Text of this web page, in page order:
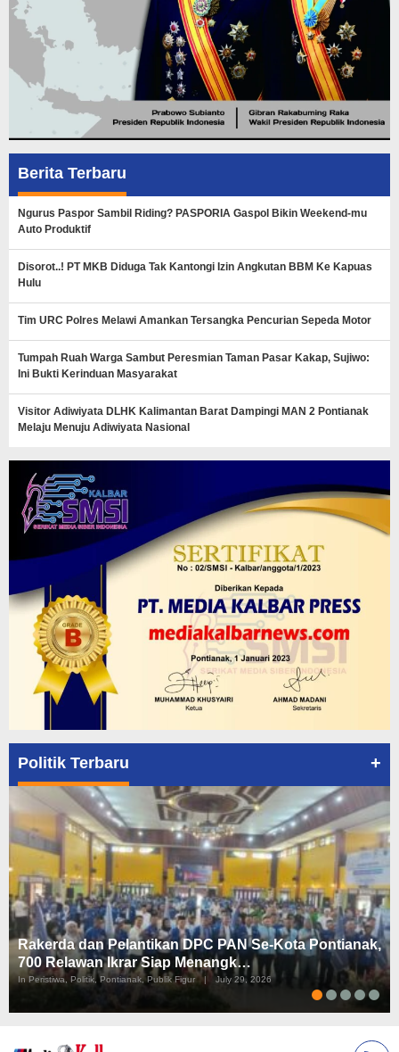
Berita Terbaru
Ngurus Paspor Sambil Riding? PASPORIA Gaspol Bikin Weekend-mu
Auto Produktif
Disorot..! PT MKB Diduga Tak Kantongi Izin Angkutan BBM Ke Kapuas
Hulu
Tim URC Polres Melawi Amankan Tersangka Pencurian Sepeda Motor
Tumpah Ruah Warga Sambut Peresmian Taman Pasar Kakap, Sujiwo:
Ini Bukti Kerinduan Masyarakat
Visitor Adiwiyata DLHK Kalimantan Barat Dampingi MAN 2 Pontianak
Melaju Menuju Adiwiyata Nasional
Politik Terbaru +
Rakerda dan Pelantikan DPC PAN Se-Kota Pontianak,
700 Relawan Ikrar Siap Menangk…
In Peristiwa, Politik, Pontianak, Publik Figur | July 29, 2026